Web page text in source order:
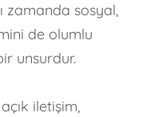
zamanda sosyal,
de olumlu
unsurdur.
iletişim,